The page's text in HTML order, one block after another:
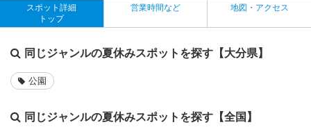
スポット詳細
トップ
営業時間など 地図・アクセス
同じジャンルの夏休みスポットを探す【大分県】
公園
同じジャンルの夏休みスポットを探す【全国】